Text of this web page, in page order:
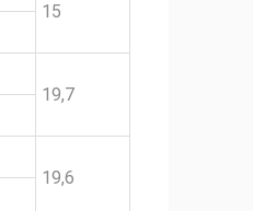
15
19,7
19,6